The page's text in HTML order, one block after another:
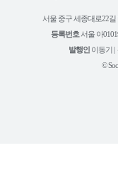
스
북
타
그
램
서울 중구 세종대로22길
등록번호 서울 아
발행인 이동기 |
©